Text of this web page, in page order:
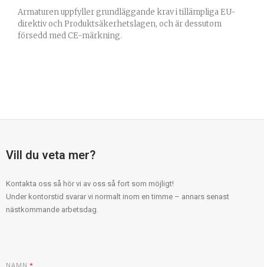
Armaturen uppfyller grundläggande krav i tillämpliga EU-
direktiv och Produktsäkerhetslagen, och är dessutom
försedd med CE-märkning.
Vill du veta mer?
Kontakta oss så hör vi av oss så fort som möjligt!
Under kontorstid svarar vi normalt inom en timme – annars senast
nästkommande arbetsdag.
NAMN*